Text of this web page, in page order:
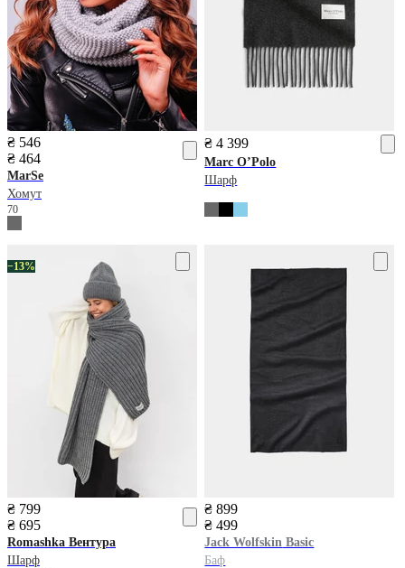
₴ 546
₴ 464
MarSe
Хомут
70
₴ 4 399
Marc O’Polo
Шарф
−13%
₴ 799
₴ 695
Romashka Вентура
Шарф
₴ 899
₴ 499
Jack Wolfskin Basic
Баф